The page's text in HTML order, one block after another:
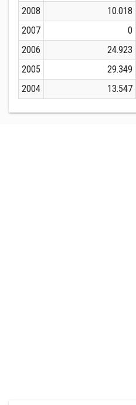
2008 10.018
2007
0
2006
24.923
2005
29.349
2004
13.547